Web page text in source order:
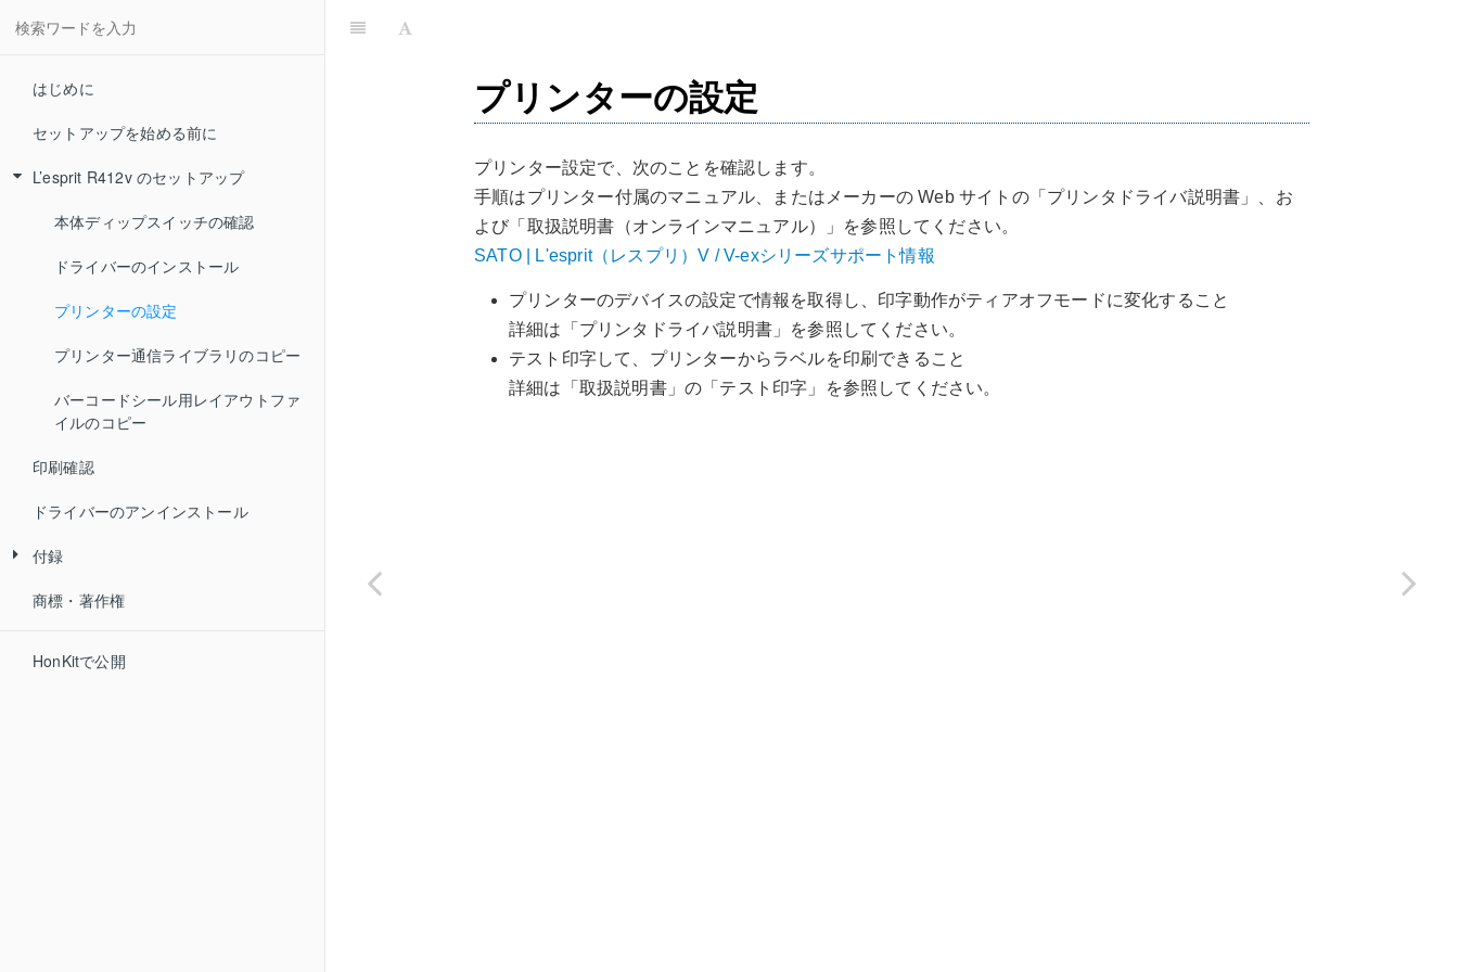
はじめに
セットアップを始める前に
L’esprit R412v のセットアップ
本体ディップスイッチの確認
ドライバーのインストール
プリンターの設定
プリンター通信ライブラリのコピー
バーコードシール用レイアウトファ
イルのコピー
印刷確認
ドライバーのアンインストール
付録
ラベルプリンターの各スイッチの設
用紙の印刷位置や印字濃度の調整
商標・著作権
HonKitで公開
プリンターの設定
プリンター設定で、次のことを確認します。
手順はプリンター付属のマニュアル、またはメーカーの Web サイトの「プリンタドライバ説明書」、お
よび「取扱説明書（オンラインマニュアル）」を参照してください。
SATO | L'esprit（レスプリ）V / V-exシリーズサポート情報
プリンターのデバイスの設定で情報を取得し、印字動作がティアオフモードに変化すること
詳細は「プリンタドライバ説明書」を参照してください。
テスト印字して、プリンターからラベルを印刷できること
詳細は「取扱説明書」の「テスト印字」を参照してください。